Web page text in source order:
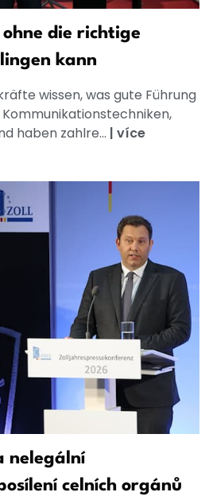
die richtige
kann
wissen, was gute Führung
haben zahlre... | více
nelegální
celních orgánů